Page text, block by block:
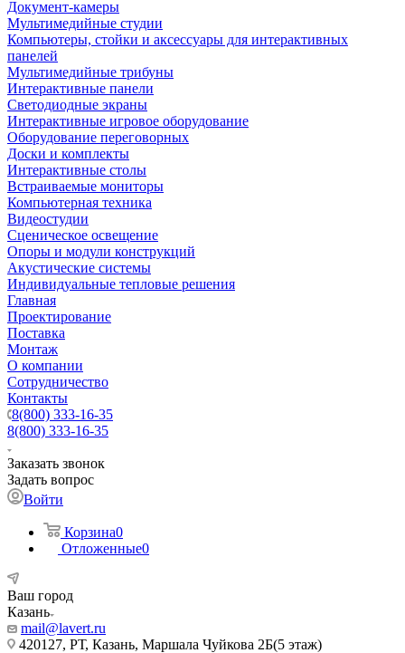
Документ-камеры
Мультимедийные студии
Компьютеры, стойки и аксессуары для интерактивных
панелей
Мультимедийные трибуны
Интерактивные панели
Светодиодные экраны
Интерактивные игровое оборудование
Оборудование переговорных
Доски и комплекты
Интерактивные столы
Встраиваемые мониторы
Компьютерная техника
Видеостудии
Cценическое освещение
Опоры и модули конструкций
Акустические системы
Индивидуальные тепловые решения
Главная
Проектирование
Поставка
Монтаж
О компании
Сотрудничество
Контакты
8(800) 333-16-35
8(800) 333-16-35
Заказать звонок
Задать вопрос
Войти
Корзина0
Отложенные0
Ваш город
Казань
mail@lavert.ru
420127, РТ, Казань, Маршала Чуйкова 2Б(5 этаж)